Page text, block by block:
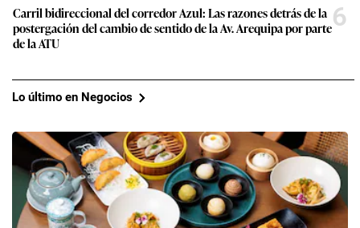
Carril bidireccional del corredor Azul: Las razones detrás de la
postergación del cambio de sentido de la Av. Arequipa por parte
de la ATU
6
Lo último en Negocios